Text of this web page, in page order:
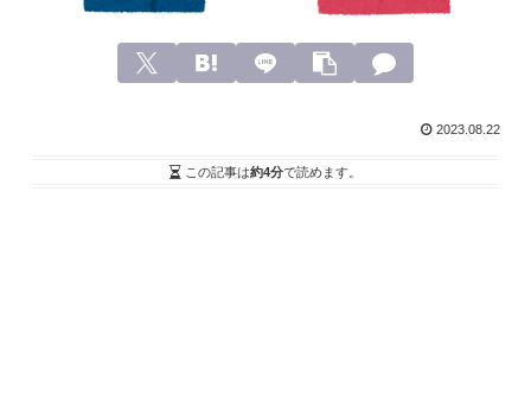
2023.08.22
この記事は約4分で読めます。